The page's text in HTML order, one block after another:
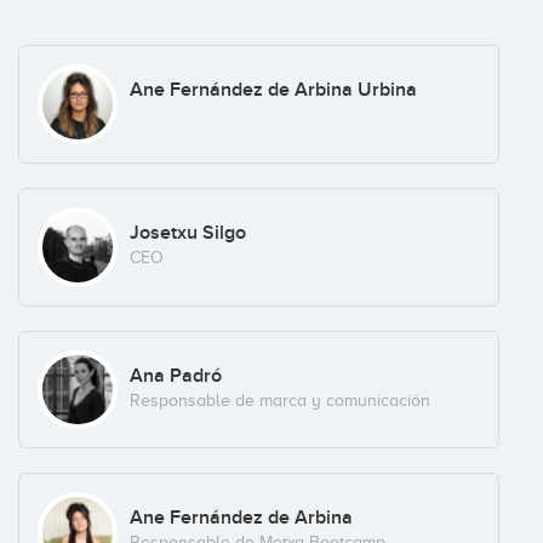
Ane Fernández de Arbina Urbina
Josetxu Silgo
CEO
Ana Padró
Responsable de marca y comunicación
Ane Fernández de Arbina